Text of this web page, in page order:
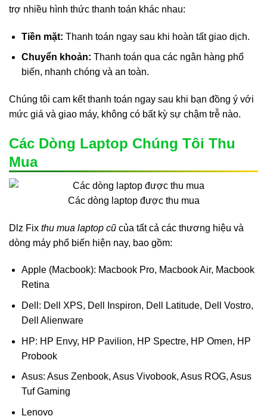
trợ nhiều hình thức thanh toán khác nhau:
Tiền mặt: Thanh toán ngay sau khi hoàn tất giao dịch.
Chuyển khoản: Thanh toán qua các ngân hàng phổ
biến, nhanh chóng và an toàn.
Chúng tôi cam kết thanh toán ngay sau khi bạn đồng ý với
mức giá và giao máy, không có bất kỳ sự chậm trễ nào.
Các Dòng Laptop Chúng Tôi Thu
Mua
Các dòng laptop được thu mua
Dlz Fix thu mua laptop cũ của tất cả các thương hiệu và
dòng máy phổ biến hiện nay, bao gồm:
Apple (Macbook): Macbook Pro, Macbook Air, Macbook
Retina
Dell: Dell XPS, Dell Inspiron, Dell Latitude, Dell Vostro,
Dell Alienware
HP: HP Envy, HP Pavilion, HP Spectre, HP Omen, HP
Probook
Asus: Asus Zenbook, Asus Vivobook, Asus ROG, Asus
Tuf Gaming
Lenovo